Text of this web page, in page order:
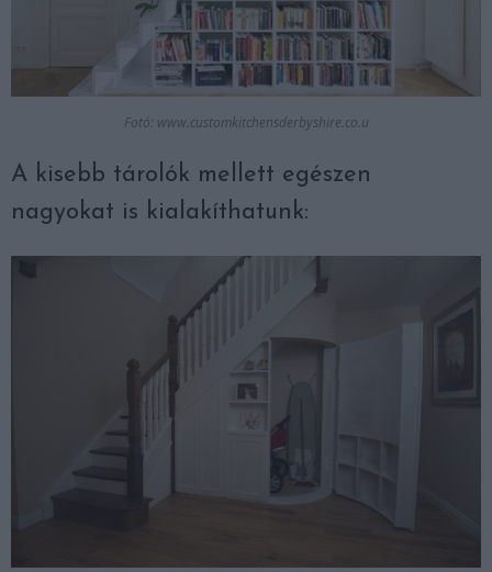
Fotó: www.customkitchensderbyshire.co.u
A kisebb tárolók mellett egészen
nagyokat is kialakíthatunk: